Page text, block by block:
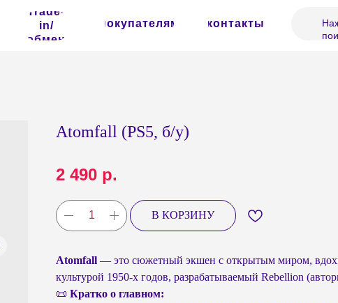
Trade-
in/
обмен
покупателям контакты
Atomfall (PS5, б/у)
2 490 р.
В КОРЗИНУ
Atomfall — это сюжетный экшен с открытым миром,
культурой 1950-х годов, разрабатываемый Rebellion
📜 Кратко о главном: